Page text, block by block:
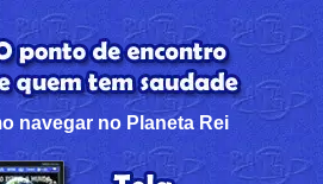
navegar no Planeta Rei